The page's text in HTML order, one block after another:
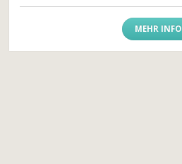
MEHR INFO